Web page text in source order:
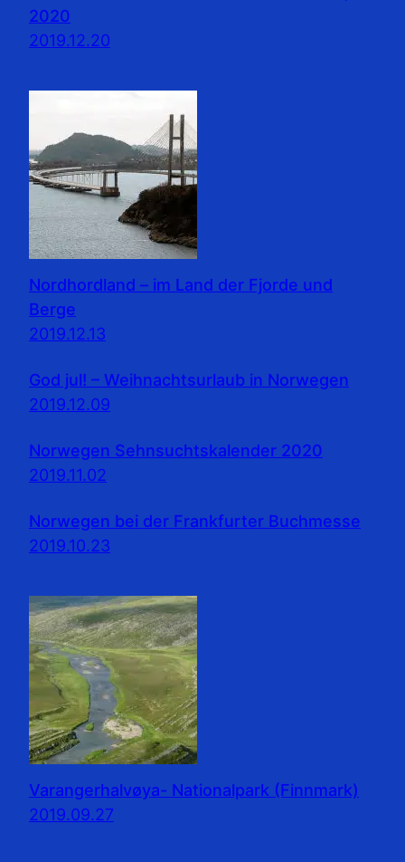
2020
2019.12.20
Nordhordland – im Land der Fjorde und
Berge
2019.12.13
God jul! – Weihnachtsurlaub in Norwegen
2019.12.09
Norwegen Sehnsuchtskalender 2020
2019.11.02
Norwegen bei der Frankfurter Buchmesse
2019.10.23
Varangerhalvøya- Nationalpark (Finnmark)
2019.09.27